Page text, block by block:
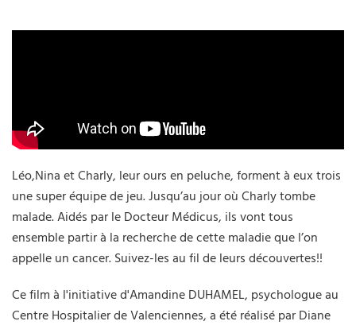
Léo,Nina et Charly, leur ours en peluche, forment à eux trois
une super équipe de jeu. Jusqu’au jour où Charly tombe
malade. Aidés par le Docteur Médicus, ils vont tous
ensemble partir à la recherche de cette maladie que l’on
appelle un cancer. Suivez-les au fil de leurs découvertes!!
Ce film à l'initiative d'Amandine DUHAMEL, psychologue au
Centre Hospitalier de Valenciennes, a été réalisé par Diane